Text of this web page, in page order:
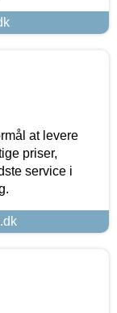
at levere
priser,
service i